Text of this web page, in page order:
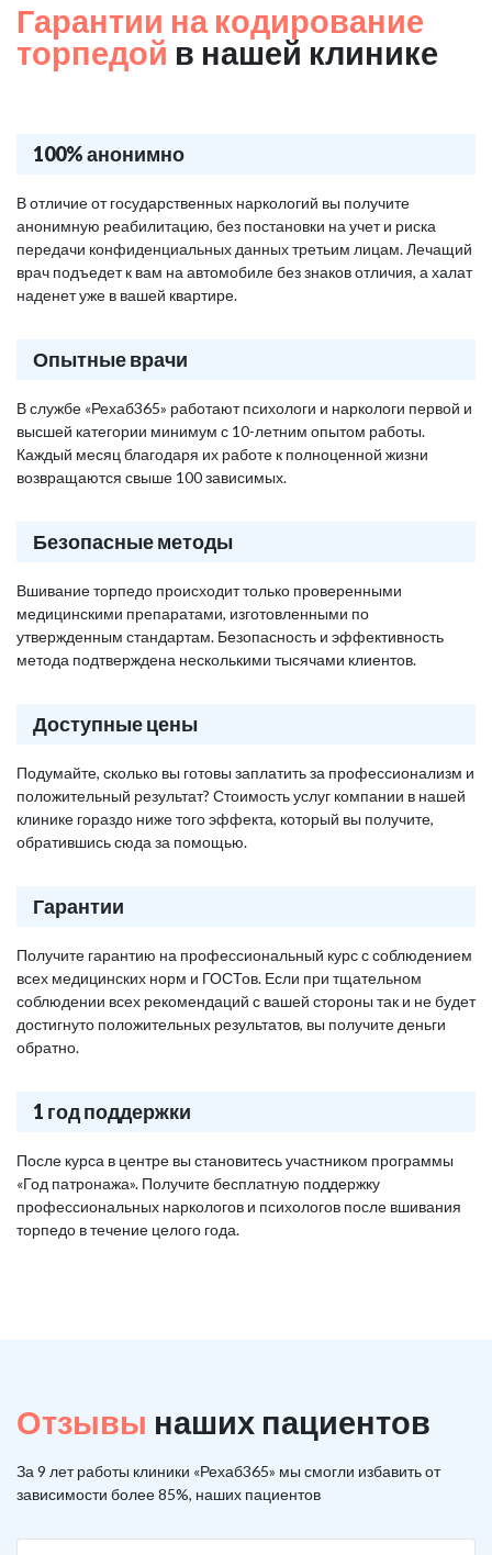
Гарантии на кодирование
торпедой в нашей клинике
100% анонимно
В отличие от государственных наркологий вы получите
анонимную реабилитацию, без постановки на учет и риска
передачи конфиденциальных данных третьим лицам. Лечащий
врач подъедет к вам на автомобиле без знаков отличия, а халат
наденет уже в вашей квартире.
Опытные врачи
В службе «Рехаб365» работают психологи и наркологи первой и
высшей категории минимум с 10-летним опытом работы.
Каждый месяц благодаря их работе к полноценной жизни
возвращаются свыше 100 зависимых.
Безопасные методы
Вшивание торпедо происходит только проверенными
медицинскими препаратами, изготовленными по
утвержденным стандартам. Безопасность и эффективность
метода подтверждена несколькими тысячами клиентов.
Доступные цены
Подумайте, сколько вы готовы заплатить за профессионализм и
положительный результат? Стоимость услуг компании в нашей
клинике гораздо ниже того эффекта, который вы получите,
обратившись сюда за помощью.
Гарантии
Получите гарантию на профессиональный курс с соблюдением
всех медицинских норм и ГОСТов. Если при тщательном
соблюдении всех рекомендаций с вашей стороны так и не будет
достигнуто положительных результатов, вы получите деньги
обратно.
1 год поддержки
После курса в центре вы становитесь участником программы
«Год патронажа». Получите бесплатную поддержку
профессиональных наркологов и психологов после вшивания
торпедо в течение целого года.
Отзывы наших пациентов
За 9 лет работы клиники «Рехаб365» мы смогли избавить от
зависимости более 85%, наших пациентов